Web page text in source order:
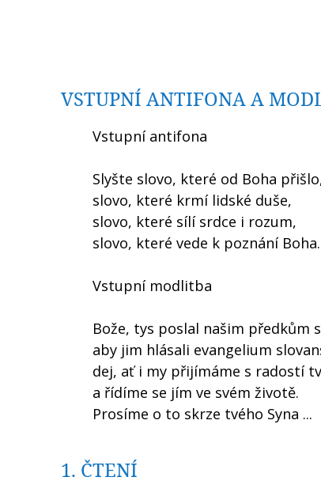
VSTUPNÍ ANTIFONA A
Vstupní antifona
Slyšte slovo, které od Boha
slovo, které krmí lidské duše,
slovo, které sílí srdce i rozum,
slovo, které vede k poznání Boha.
Vstupní modlitba
Bože, tys poslal našim předkům
aby jim hlásali evangelium
dej, ať i my přijímáme s radostí
a řídíme se jím ve svém životě.
Prosíme o to skrze tvého Syna ...
1. ČTENÍ